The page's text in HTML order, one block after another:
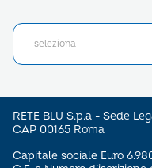
RETE BLU S.p.a - Sede
CAP 00165 Roma
Capitale sociale Euro